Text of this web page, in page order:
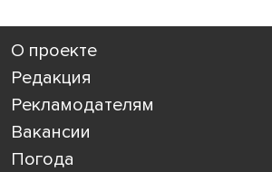
О проекте
Редакция
Рекламодателям
Вакансии
Погода